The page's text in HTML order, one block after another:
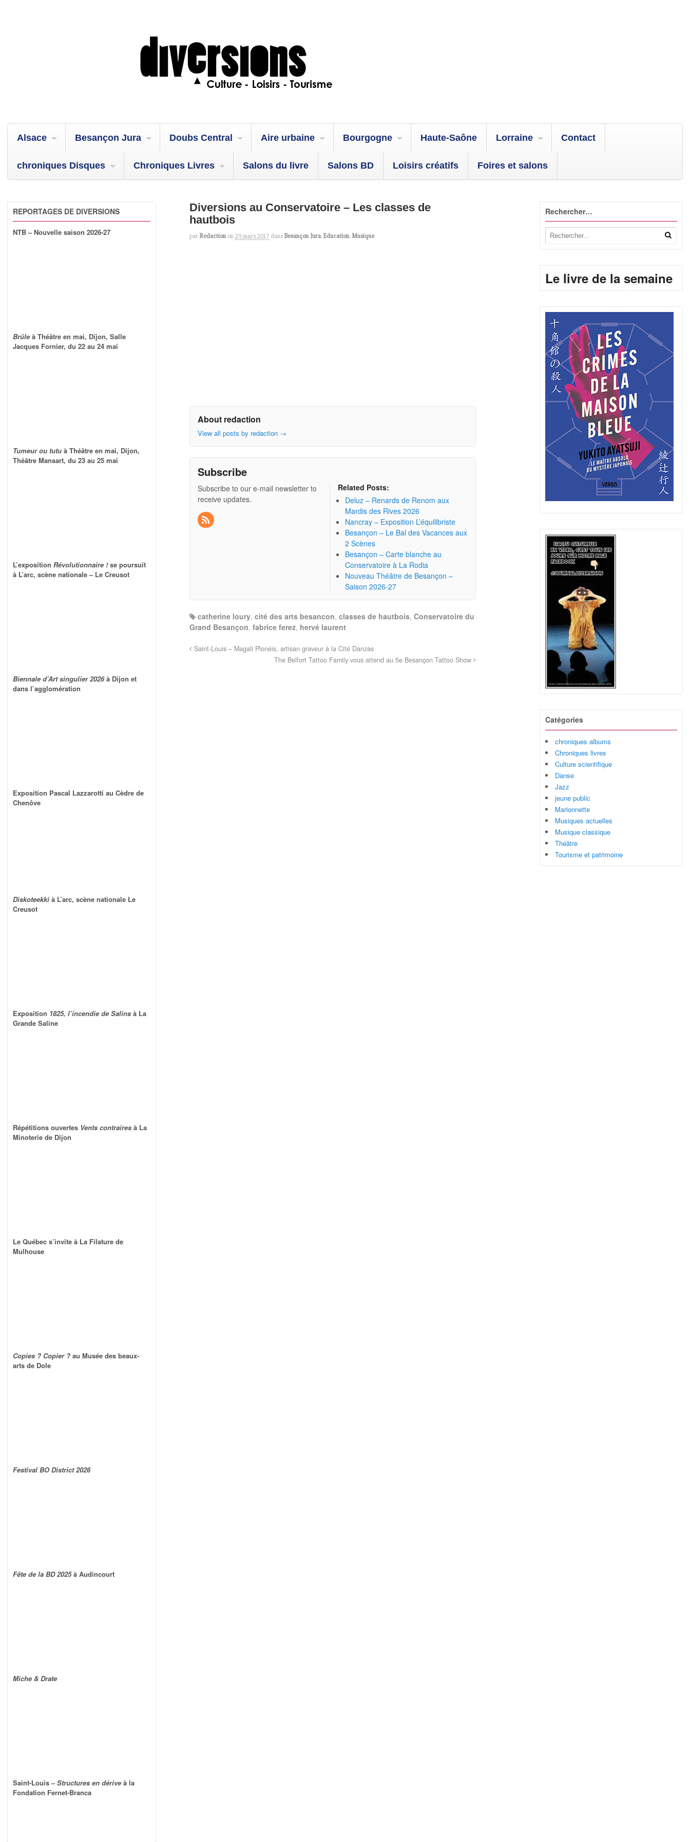
Alsace Besançon Jura Doubs Central Aire urbaine Bourgogne Haute-Saône Lorraine Contact
chroniques Disques Chroniques Livres Salons du livre Salons BD Loisirs créatifs Foires et salons
Diversions au Conservatoire – Les classes de
hautbois
par Redaction on 29 mars 2017 dans Besançon Jura,Education,Musique
About redaction
View all posts by redaction →
Subscribe
Subscribe to our e-mail newsletter to
receive updates.
Related Posts:
Deluz – Renards de Renom aux
Mardis des Rives 2026
Nancray – Exposition L’équilibriste
Besançon – Le Bal des Vacances aux
2 Scènes
Besançon – Carte blanche au
Conservatoire à La Rodia
Nouveau Théâtre de Besançon –
Saison 2026-27
catherine loury,cité des arts besancon,classes de hautbois,Conservatoire du
Grand Besançon,fabrice ferez, hervé laurent
Saint-Louis – Magali Plonéis, artisan graveur à la Cité Danzas
The Belfort Tattoo Family vous attend au 5e Besançon Tattoo Show
Rechercher…
Le livre de la semaine
Catégories
chroniques albums
Chroniques livres
Culture scientifique
Danse
Jazz
jeune public
Marionnette
Musiques actuelles
Musique classique
Théâtre
Tourisme et patrimoine
REPORTAGES DE DIVERSIONS
NTB – Nouvelle saison 2026-27
Brûle à Théâtre en mai, Dijon, Salle
Jacques Fornier, du 22 au 24 mai
Tumeur ou tutu à Théâtre en mai, Dijon,
Théâtre Mansart, du 23 au 25 mai
L’exposition Révolutionnaire !se poursuit
à L’arc, scène nationale – Le Creusot
Biennale d’Art singulier 2026à Dijon et
dans l’agglomération
Exposition Pascal Lazzarotti au Cèdre de
Chenôve
Diskoteekki à L’arc, scène nationale Le
Creusot
Exposition 1825, l’incendie de Salins à La
Grande Saline
Répétitions ouvertes Vents contraires à La
Minoterie de Dijon
Le Québec s’invite à La Filature de
Mulhouse
Copies ? Copier ? au Musée des beaux-
arts de Dole
Festival BO District 2026
Fête de la BD 2025à Audincourt
Miche & Drate
Saint-Louis –Structures en dérive à la
Fondation Fernet-Branca